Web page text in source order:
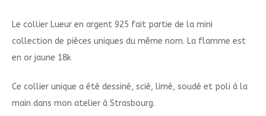
Le collier Lueur en argent 925 fait partie de la mini
collection de pièces uniques du même nom. La flamme est
en or jaune 18k
Ce collier unique a été dessiné, scié, limé, soudé et poli à la
main dans mon atelier à Strasbourg.